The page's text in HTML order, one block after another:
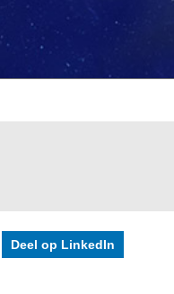
Deel op LinkedIn